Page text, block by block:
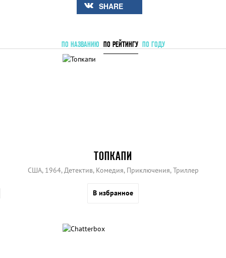
SHARE
ПО НАЗВАНИЮ ПО РЕЙТИНГУ ПО ГОДУ
ТОПКАПИ
США, 1964, Детектив, Комедия, Приключения, Триллер
В избранное